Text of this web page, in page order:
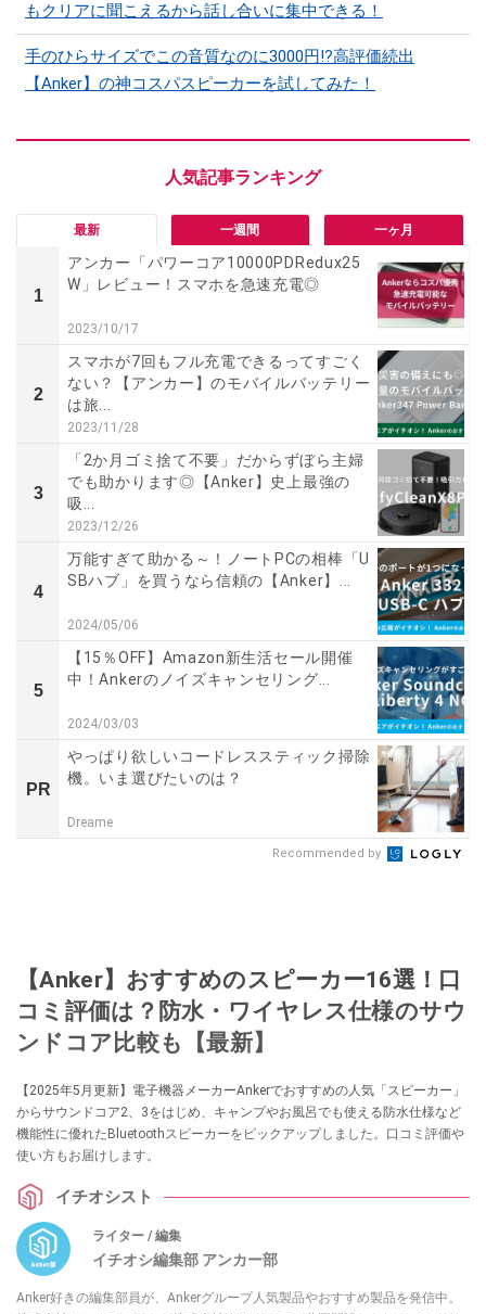
もクリアに聞こえるから話し合いに集中できる！
手のひらサイズでこの音質なのに3000円!?高評価続出
【Anker】の神コスパスピーカーを試してみた！
最新 一週間 一ヶ月
1
アンカー「パワーコア10000PDRedux25
W」レビュー！スマホを急速充電◎
2023/10/17
2
スマホが7回もフル充電できるってすごく
ない？【アンカー】のモバイルバッテリー
は旅...
2023/11/28
3
「2か月ゴミ捨て不要」だからずぼら主婦
でも助かります◎【Anker】史上最強の
吸...
2023/12/26
4
万能すぎて助かる～！ノートPCの相棒「U
SBハブ」を買うなら信頼の【Anker】...
2024/05/06
5
【15％OFF】Amazon新生活セール開催
中！Ankerのノイズキャンセリング...
2024/03/03
PR
やっぱり欲しいコードレススティック掃除
機。いま選びたいのは？
Dreame
Recommended by
【Anker】おすすめのスピーカー16選！口
コミ評価は？防水・ワイヤレス仕様のサウ
ンドコア比較も【最新】
【2025年5月更新】電子機器メーカーAnkerでおすすめの人気「スピーカー」
からサウンドコア2、3をはじめ、キャンプやお風呂でも使える防水仕様など
機能性に優れたBluetoothスピーカーをピックアップしました。口コミ評価や
使い方もお届けします。
イチオシスト
ライター / 編集
イチオシ編集部 アンカー部
Anker好きの編集部員が、Ankerグループ人気製品やおすすめ製品を発信中。